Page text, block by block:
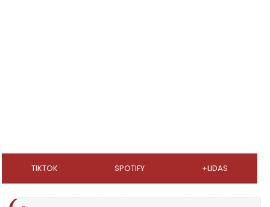
TIKTOK SPOTIFY +LIDAS